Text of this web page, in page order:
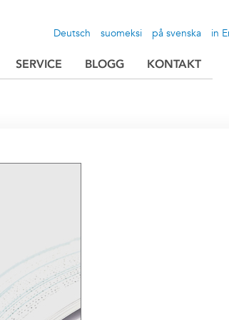
suomeksi
Deutsch på svenska in
SERVICE BLOGG KONTAKT